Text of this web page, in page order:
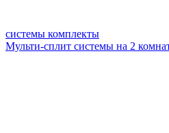
системы комплекты
Мульти-сплит системы на 2